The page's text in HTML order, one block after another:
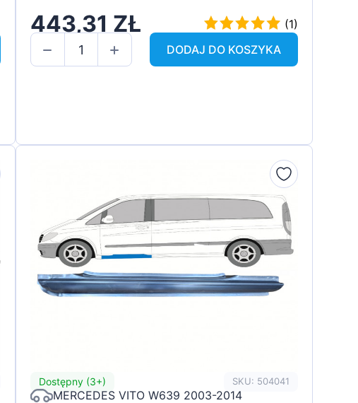
443,31 ZŁ
(1)
DODAJ DO KOSZYKA
Dostępny (3+) SKU: 504041
MERCEDES VITO W639 2003-2014